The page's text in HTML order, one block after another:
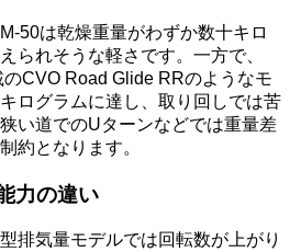
50は乾燥重量がわずか数十キロ
られそうな軽さです。一方で、
のCVO Road Glide RRのようなモ
ログラムに達し、取り回しでは苦
い道でのUターンなどでは重量差
約となります。
力の違い
排気量モデルでは回転数が上がり